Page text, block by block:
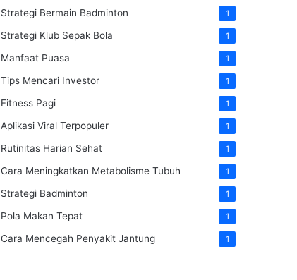
Strategi Bermain Badminton 1
Strategi Klub Sepak Bola 1
Manfaat Puasa 1
Tips Mencari Investor 1
Fitness Pagi 1
Aplikasi Viral Terpopuler 1
Rutinitas Harian Sehat 1
Cara Meningkatkan Metabolisme Tubuh 1
Strategi Badminton 1
Pola Makan Tepat 1
Cara Mencegah Penyakit Jantung 1